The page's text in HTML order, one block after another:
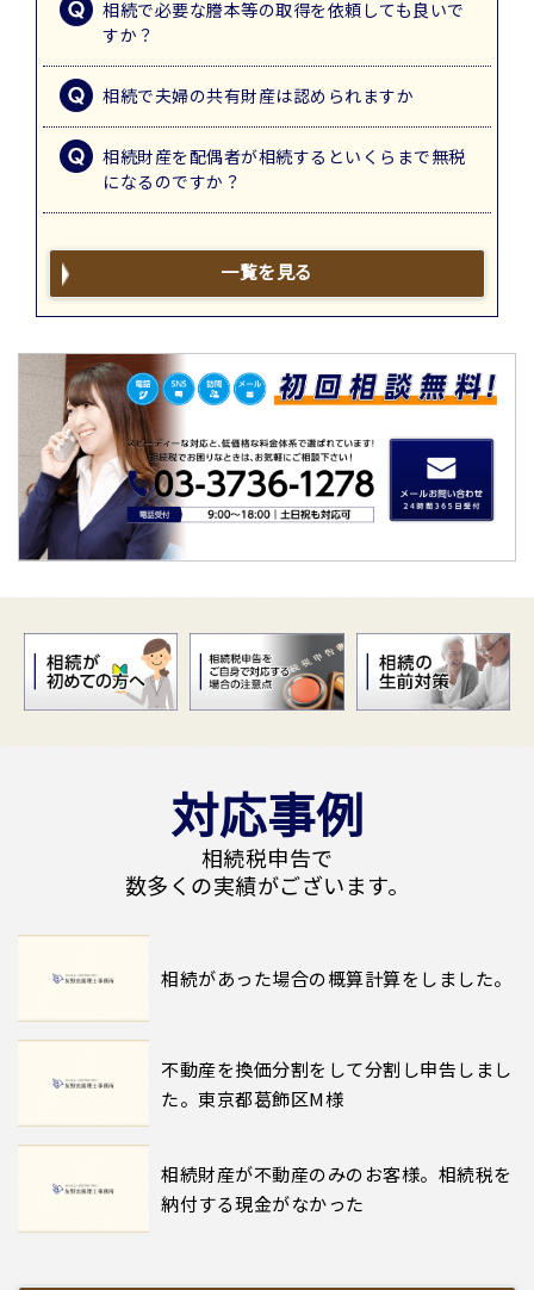
相続で必要な謄本等の取得を依頼しても良いで
すか？
相続で夫婦の共有財産は認められますか
相続財産を配偶者が相続するといくらまで無税
になるのですか？
一覧を見る
対応事例
相続税申告で
数多くの実績がございます。
相続があった場合の概算計算をしました。
不動産を換価分割をして分割し申告しまし
た。東京都葛飾区M様
相続財産が不動産のみのお客様。相続税を
納付する現金がなかった